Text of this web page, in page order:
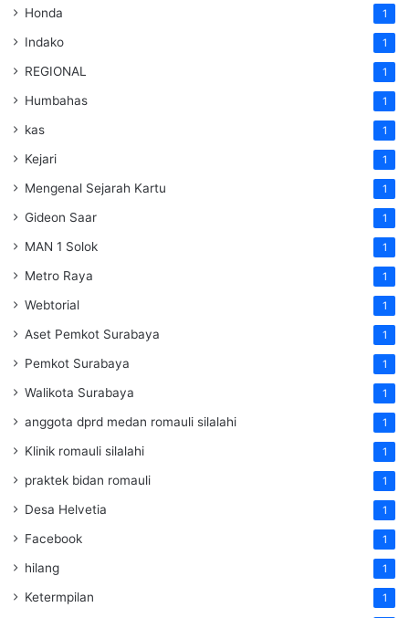
Honda 1
Indako 1
REGIONAL 1
Humbahas 1
kas 1
Kejari 1
Mengenal Sejarah Kartu 1
Gideon Saar 1
MAN 1 Solok 1
Metro Raya 1
Webtorial 1
Aset Pemkot Surabaya 1
Pemkot Surabaya 1
Walikota Surabaya 1
anggota dprd medan romauli silalahi 1
Klinik romauli silalahi 1
praktek bidan romauli 1
Desa Helvetia 1
Facebook 1
hilang 1
Ketermpilan 1